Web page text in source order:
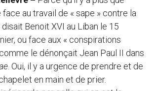
au travail de « sape » contre la
Benoit XVI au Liban le 15
ou face aux « conspirations
le dénonçait Jean Paul II dans
. Oui, il y a urgence de prendre et de
en main et de prier.